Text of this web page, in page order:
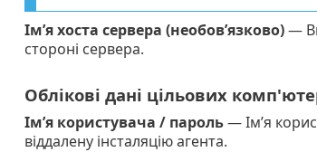
Ім’я хоста сервера (необов’язково)— Ви
стороні сервера.
Облікові дані цільових
Ім’я користувача / пароль— Ім’я
віддалену інсталяцію агента.